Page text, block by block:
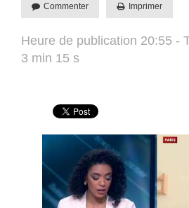
Commenter Imprimer
Heure de publication 20:55 -
3 min 15 s